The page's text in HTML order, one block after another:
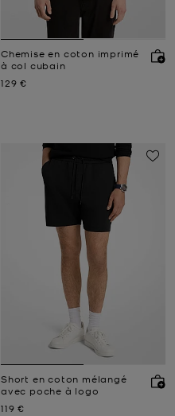
Chemise en coton imprimé
à col cubain
Prix actuel
129 €
Short en coton mélangé
avec poche à logo
Prix actuel
119 €